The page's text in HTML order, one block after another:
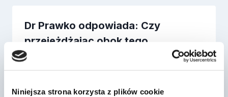
Niniejsza strona korzysta z plików cookie
Dr Prawko odpowiada: Czy
przejeżdżając obok tego
przystanku tramwajoweg…